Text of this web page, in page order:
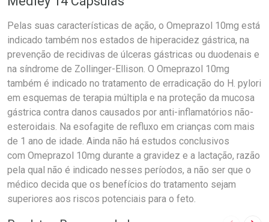
Pelas suas características de ação, o Omeprazol 10mg está
indicado também nos estados de hiperacidez gástrica, na
prevenção de recidivas de úlceras gástricas ou duodenais e
na síndrome de Zollinger-Ellison. O Omeprazol 10mg
também é indicado no tratamento de erradicação do H. pylori
em esquemas de terapia múltipla e na proteção da mucosa
gástrica contra danos causados por anti-inflamatórios não-
esteroidais. Na esofagite de refluxo em crianças com mais
de 1 ano de idade. Ainda não há estudos conclusivos
com Omeprazol 10mg durante a gravidez e a lactação, razão
pela qual não é indicado nesses períodos, a não ser que o
médico decida que os benefícios do tratamento sejam
superiores aos riscos potenciais para o feto.